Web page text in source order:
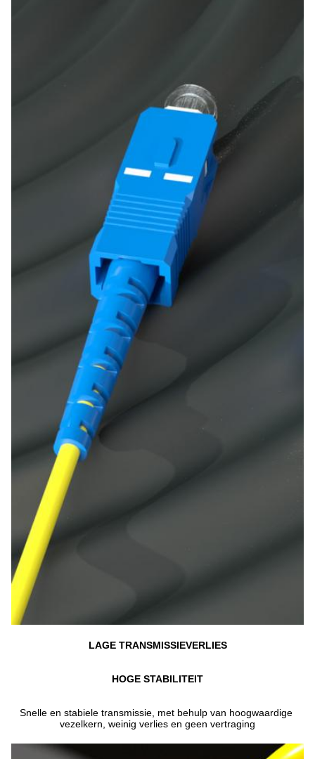
LAGE TRANSMISSIEVERLIES
HOGE STABILITEIT
Snelle en stabiele transmissie, met behulp van hoogwaardige
vezelkern, weinig verlies en geen vertraging